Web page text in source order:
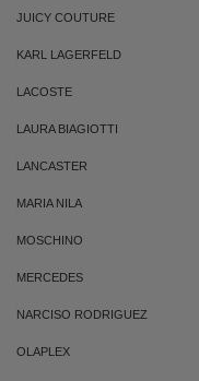
JUICY COUTURE
KARL LAGERFELD
LACOSTE
LAURA BIAGIOTTI
LANCASTER
MARIA NILA
MOSCHINO
MERCEDES
NARCISO RODRIGUEZ
OLAPLEX